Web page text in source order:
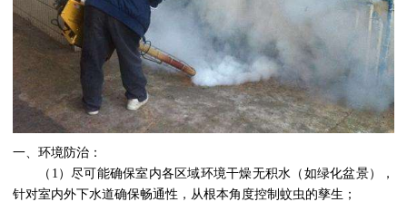
一、环境防治：
（ 1 ）尽可能确保室内各区域环境干燥无积水（如绿化盆景），
针对室内外下水道确保畅通性，从根本角度控制蚊虫的孳生；